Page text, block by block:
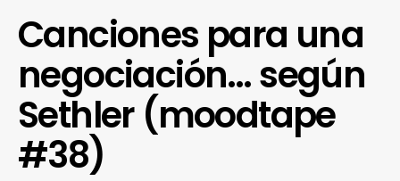
Canciones para una
negociación… según
Sethler (moodtape
#38)